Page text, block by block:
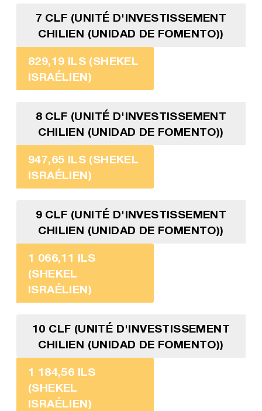
7 CLF (UNITÉ D'INVESTISSEMENT
CHILIEN (UNIDAD DE FOMENTO))
829,19 ILS (SHEKEL
ISRAÉLIEN)
8 CLF (UNITÉ D'INVESTISSEMENT
CHILIEN (UNIDAD DE FOMENTO))
947,65 ILS (SHEKEL
ISRAÉLIEN)
9 CLF (UNITÉ D'INVESTISSEMENT
CHILIEN (UNIDAD DE FOMENTO))
1 066,11 ILS
(SHEKEL
ISRAÉLIEN)
10 CLF (UNITÉ D'INVESTISSEMENT
CHILIEN (UNIDAD DE FOMENTO))
1 184,56 ILS
(SHEKEL
ISRAÉLIEN)